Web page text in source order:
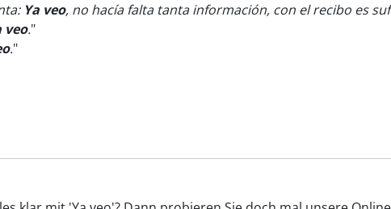
Ya veo, no hacía falta tanta información, con el recibo es
veo."
."